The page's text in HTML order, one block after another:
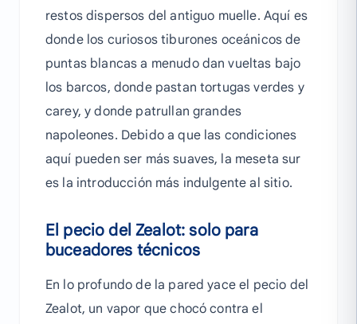
restos dispersos del antiguo muelle. Aquí es
donde los curiosos tiburones oceánicos de
puntas blancas a menudo dan vueltas bajo
los barcos, donde pastan tortugas verdes y
carey, y donde patrullan grandes
napoleones. Debido a que las condiciones
aquí pueden ser más suaves, la meseta sur
es la introducción más indulgente al sitio.
El pecio del Zealot: solo para
buceadores técnicos
En lo profundo de la pared yace el pecio del
Zealot, un vapor que chocó contra el